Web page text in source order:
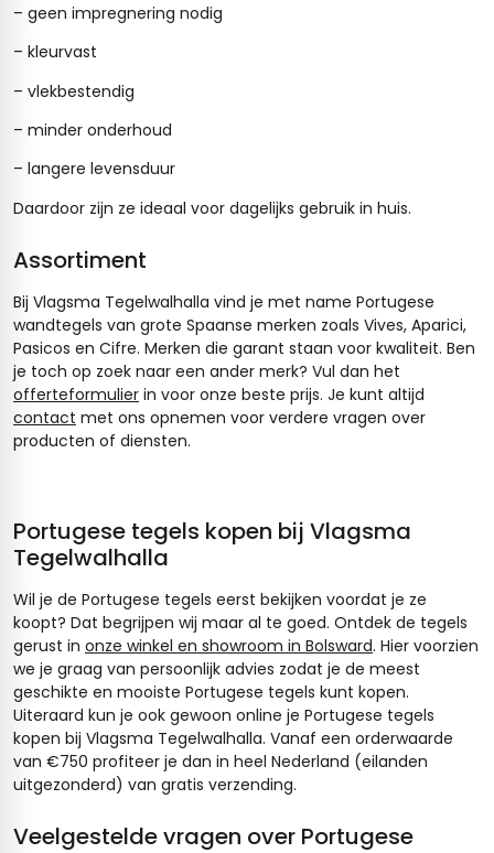
– geen impregnering nodig
– kleurvast
– vlekbestendig
– minder onderhoud
– langere levensduur
Daardoor zijn ze ideaal voor dagelijks gebruik in huis.
Assortiment
Bij Vlagsma Tegelwalhalla vind je met name Portugese
wandtegels van grote Spaanse merken zoals Vives, Aparici,
Pasicos en Cifre. Merken die garant staan voor kwaliteit. Ben
je toch op zoek naar een ander merk? Vul dan het
offerteformulier in voor onze beste prijs. Je kunt altijd
contact met ons opnemen voor verdere vragen over
producten of diensten.
Portugese tegels kopen bij Vlagsma
Tegelwalhalla
Wil je de Portugese tegels eerst bekijken voordat je ze
koopt? Dat begrijpen wij maar al te goed. Ontdek de tegels
gerust in onze winkel en showroom in Bolsward. Hier voorzien
we je graag van persoonlijk advies zodat je de meest
geschikte en mooiste Portugese tegels kunt kopen.
Uiteraard kun je ook gewoon online je Portugese tegels
kopen bij Vlagsma Tegelwalhalla. Vanaf een orderwaarde
van €750 profiteer je dan in heel Nederland (eilanden
uitgezonderd) van gratis verzending.
Veelgestelde vragen over Portugese